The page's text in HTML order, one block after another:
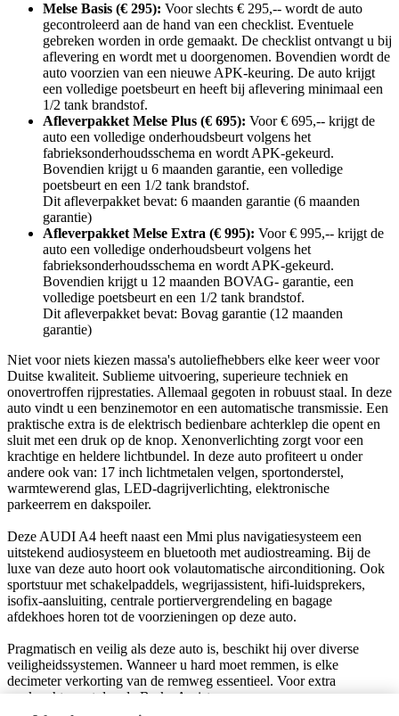
Melse Basis (€ 295): Voor slechts € 295,-- wordt de auto
gecontroleerd aan de hand van een checklist. Eventuele
gebreken worden in orde gemaakt. De checklist ontvangt u bij
aflevering en wordt met u doorgenomen. Bovendien wordt de
auto voorzien van een nieuwe APK-keuring. De auto krijgt
een volledige poetsbeurt en heeft bij aflevering minimaal een
1/2 tank brandstof.
Afleverpakket Melse Plus (€ 695): Voor € 695,-- krijgt de
auto een volledige onderhoudsbeurt volgens het
fabrieksonderhoudsschema en wordt APK-gekeurd.
Bovendien krijgt u 6 maanden garantie, een volledige
poetsbeurt en een 1/2 tank brandstof.
Dit afleverpakket bevat: 6 maanden garantie (6 maanden
garantie)
Afleverpakket Melse Extra (€ 995): Voor € 995,-- krijgt de
auto een volledige onderhoudsbeurt volgens het
fabrieksonderhoudsschema en wordt APK-gekeurd.
Bovendien krijgt u 12 maanden BOVAG- garantie, een
volledige poetsbeurt en een 1/2 tank brandstof.
Dit afleverpakket bevat: Bovag garantie (12 maanden
garantie)
Niet voor niets kiezen massa's autoliefhebbers elke keer weer voor
Duitse kwaliteit. Sublieme uitvoering, superieure techniek en
onovertroffen rijprestaties. Allemaal gegoten in robuust staal. In deze
auto vindt u een benzinemotor en een automatische transmissie. Een
praktische extra is de elektrisch bedienbare achterklep die opent en
sluit met een druk op de knop. Xenonverlichting zorgt voor een
krachtige en heldere lichtbundel. In deze auto profiteert u onder
andere ook van: 17 inch lichtmetalen velgen, sportonderstel,
warmtewerend glas, LED-dagrijverlichting, elektronische
parkeerrem en dakspoiler.
Deze AUDI A4 heeft naast een Mmi plus navigatiesysteem een
uitstekend audiosysteem en bluetooth met audiostreaming. Bij de
luxe van deze auto hoort ook volautomatische airconditioning. Ook
sportstuur met schakelpaddels, wegrijassistent, hifi-luidsprekers,
isofix-aansluiting, centrale portiervergrendeling en bagage
afdekhoes horen tot de voorzieningen op deze auto.
Pragmatisch en veilig als deze auto is, beschikt hij over diverse
veiligheidssystemen. Wanneer u hard moet remmen, is elke
decimeter verkorting van de remweg essentieel. Voor extra
remkracht zorgt dan de Brake Assist.